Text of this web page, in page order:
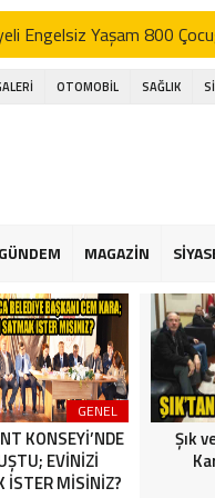
Engelsiz Yaşam 800
AK SEFER
basın bu ülkenin dördüncü
festival alanında
Engelsiz Yaşam 800
AK SEFER
basın bu ülkenin
festival alanında
OTOMOBİL SAĞLIK
GÜNDEM MAGAZİN
GENEL
KONSEYİ’NDE
EVİNİZİ
İSTER MİSİNİZ?
Şık